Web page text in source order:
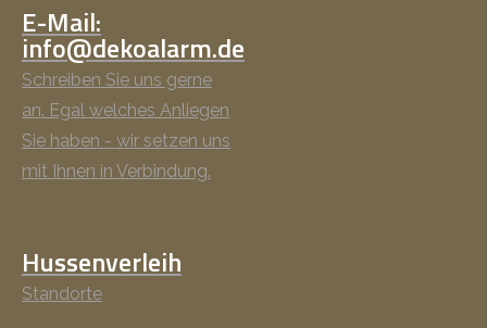
E-Mail:
info@dekoalarm.de
Schreiben Sie uns gerne
an. Egal welches Anliegen
Sie haben - wir setzen uns
mit Ihnen in Verbindung.
Hussenverleih
Standorte